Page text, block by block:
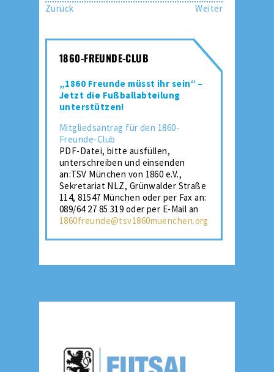
Zurück Weiter
1860-FREUNDE-CLUB
„1860 Freunde müsst ihr sein“ –
Jetzt die Fußballabteilung
unterstützen!
Mitgliedsantrag für den 1860-
Freunde-Club
PDF-Datei, bitte ausfüllen,
unterschreiben und einsenden
an:TSV München von 1860 e.V.,
Sekretariat NLZ, Grünwalder Straße
114, 81547 München oder per Fax an:
089/64 27 85 319 oder per E-Mail an
1860freunde@tsv1860muenchen.org